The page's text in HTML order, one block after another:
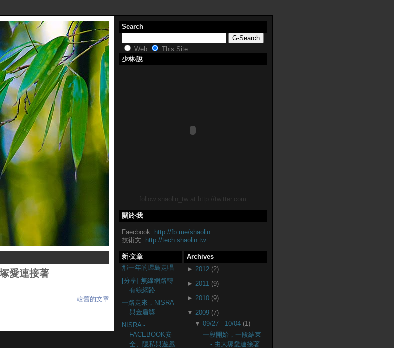
愛連接著
較舊的文章
Search
Web
This Site
少林‧說
follow shaolin_tw at http://twitter.com
關於‧我
Faecbook: http://fb.me/shaolin
技術文: http://tech.shaolin.tw
Archives
► 2012 (2)
► 2011 (9)
► 2010 (9)
▼ 2009 (7)
▼09/27 - 10/04 (1)
一段開始，一段結束
- 由大塚愛連接著
新‧文章
那一年的環島走唱
[分享] 無線網路轉
有線網路
一路走來，NISRA
與金盾獎
NISRA -
FACEBOOK安
全、隱私與遊戲